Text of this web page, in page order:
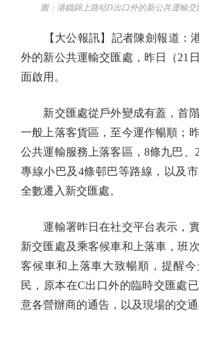
圖：港鐵錦上路站D出口外的新公共運輸交
【大公報訊】記者陳劍報道：
外的新公共運輸交匯處，昨日（21
面啟用。
新交匯處從戶外變成有蓋，首階
一般上落客貨區，至今運作暢順；
公共運輸服務上落客區，8條九巴、
專線小巴及4條邨巴等路線，以及
全數遷入新交匯處。
運輸署昨日在社交平台表示，實
新交匯處及乘客候車和上落車，班
客候車和上落車大致暢順，提醒
民，原本在C出口外的臨時交匯處
意各營辦商的通告，以及現場的交通